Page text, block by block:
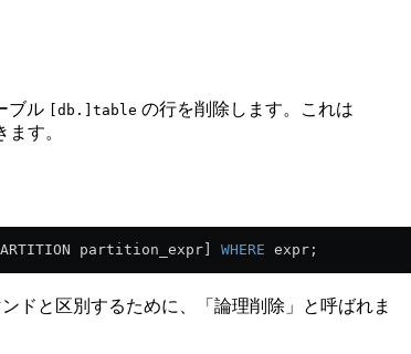
ブル [db.]table の行を削除します。これは
す。
partition_expr] WHERE expr;
ンドと区別するために、「論理削除」と呼ばれま